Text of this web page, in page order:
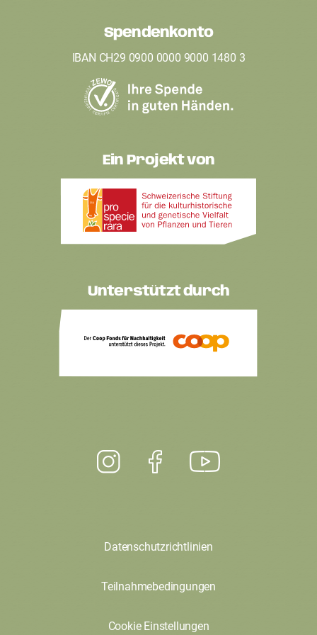
Spendenkonto
IBAN CH29 0900 0000 9000 1480 3
Ein Projekt von
Unterstützt durch
Datenschutzrichtlinien
Teilnahmebedingungen
Cookie Einstellungen